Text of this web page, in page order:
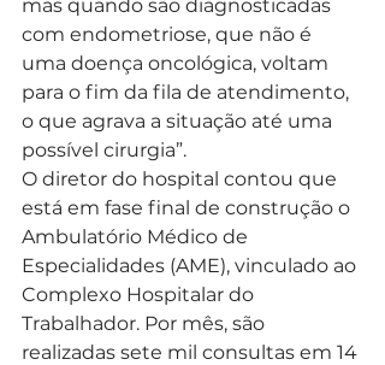
mas quando são diagnosticadas
com endometriose, que não é
uma doença oncológica, voltam
para o fim da fila de atendimento,
o que agrava a situação até uma
possível cirurgia”.
O diretor do hospital contou que
está em fase final de construção o
Ambulatório Médico de
Especialidades (AME), vinculado ao
Complexo Hospitalar do
Trabalhador. Por mês, são
realizadas sete mil consultas em 14